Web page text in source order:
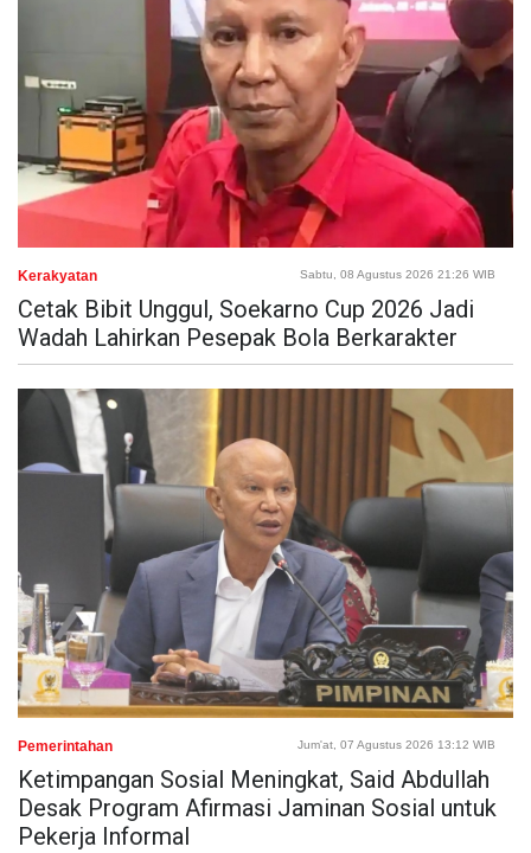
Kerakyatan Sabtu, 08 Agustus 2026 21:26 WIB
Cetak Bibit Unggul, Soekarno Cup 2026 Jadi
Wadah Lahirkan Pesepak Bola Berkarakter
Pemerintahan Jum'at, 07 Agustus 2026 13:12 WIB
Ketimpangan Sosial Meningkat, Said Abdullah
Desak Program Afirmasi Jaminan Sosial untuk
Pekerja Informal